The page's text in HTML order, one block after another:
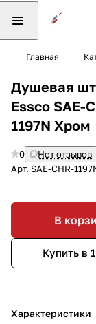
Главная
Душевая
Essco SAE-
1197N Хром
0
Нет отзывов
Арт. SAE-CHR-
В
Купить в
Характеристики